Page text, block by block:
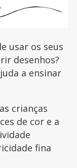
usar os seus
desenhos?
a ensinar
crianças
de cor e a
fina